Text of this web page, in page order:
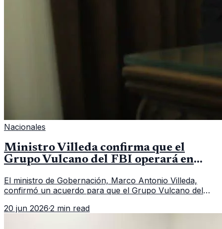
Nacionales
Ministro Villeda confirma que el
Grupo Vulcano del FBI operará en
El ministro de Gobernación, Marco Antonio Villeda,
confirmó un acuerdo para que el Grupo Vulcano del
fallido con la administración anterior del Ministerio
20 jun 2026·2 min read